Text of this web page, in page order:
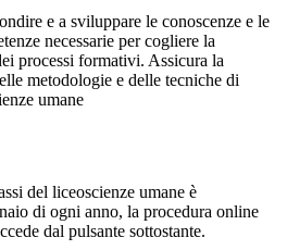
e a sviluppare le conoscenze e le
necessarie per cogliere la
processi formativi. Assicura la
metodologie e delle tecniche di
umane
del liceoscienze umane è
di ogni anno, la procedura online
dal pulsante sottostante.